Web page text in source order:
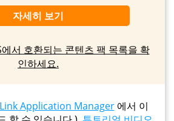
자세히 보기
서 호환되는 콘텐츠 팩 목록을 확
인하세요.
Application Manager에서 이